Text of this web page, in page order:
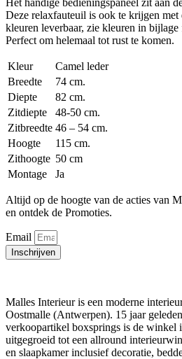
Deze relaxfauteuil is ook te krijgen met
kleuren leverbaar, zie kleuren in bijlage
Perfect om helemaal tot rust te komen.
Kleur
Camel leder
Breedte
74 cm.
Diepte
82 cm.
Zitdiepte
48-50 cm.
Zitbreedte 46 – 54 cm.
Hoogte
115 cm.
Zithoogte 50 cm
Montage
Ja
Altijd op de hoogte van de acties van
en ontdek de Promoties.
Email
Inschrijven
Malles Interieur is een moderne
Oostmalle (Antwerpen). 15 jaar
verkoopartikel boxsprings is de winkel
uitgegroeid tot een allround
en slaapkamer inclusief decoratie,